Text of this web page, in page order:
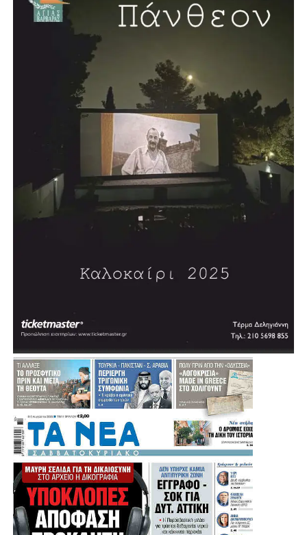
Μπροστά στο 2000: Ένα Νέο Συνταγματικό Πλαίσιο»
(1998), «Η Βουλευτική Ασυλία» (2000), «Οι Τρεις Απειλές
του Αιώνα» (2002), «Πολιτι(στι)κή φωτογραμμετρία»
(2005), «Η Μεταναστευτική Πολιτική της Ευρώπης»
(2006), «Η Αναγκαία Αναθεώρηση» (2006), «Τυφλοί
στρατοί-Η Δύση και η Απειλή του Ισλαμικού
Φονταμενταλισμού» (2008), «Αναζητώντας την Τέχνη»
(2008)και τη δίγλωσση έκδοση «5 Χρόνια στο Ευρωπαϊκό
Κοινοβούλιο 2004-2009» (2009). Έχει γράψει πολλά
άρθρα πολιτικού και κοινωνικού περιεχομένου.
Επισκέφθηκε, επίσημα προσκεκλημένος, την Αγγλία, τη
Δυτική Γερμανία και τις ΗΠΑ.
Τιμήθηκε από τον τότε Πρόεδρο της Δημοκρατίας Κάρολο
Παπούλια με τον Μεγαλόσταυρο του Τάγματος του
και με άλλα ανώτερα παράσημα διαφόρων κρατών.
Πηγή: protothema
.
.